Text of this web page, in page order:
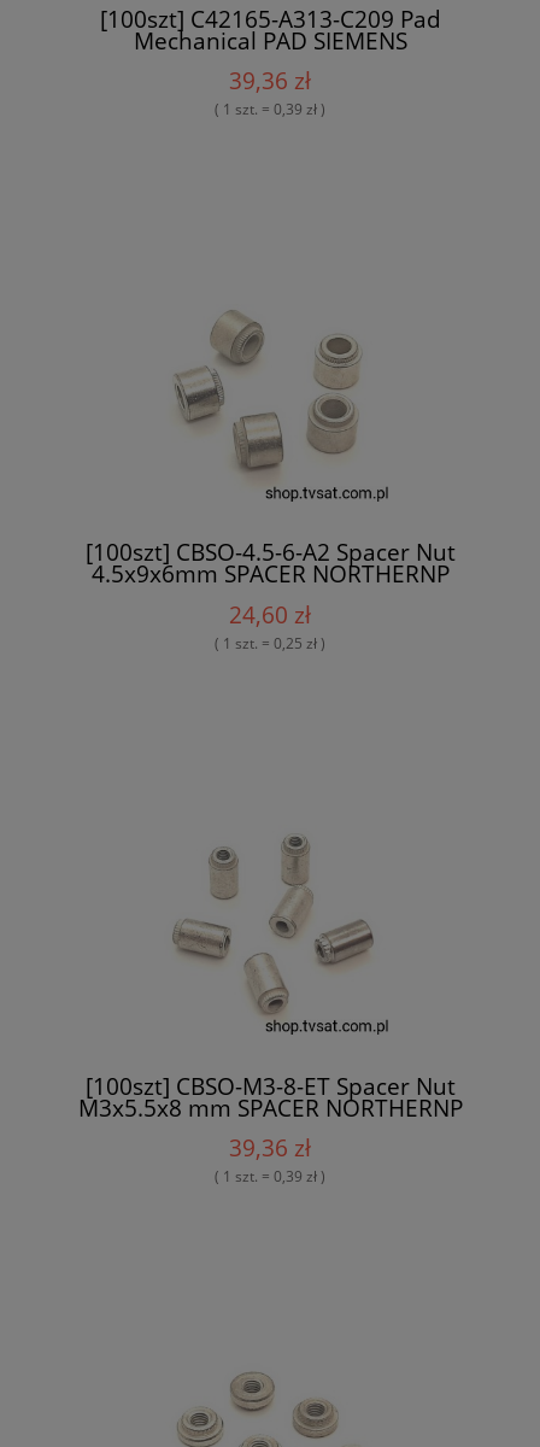
[100szt] C42165-A313-C209 Pad
Mechanical PAD SIEMENS
39,36 zł
( 1 szt. = 0,39 zł )
[100szt] CBSO-4.5-6-A2 Spacer Nut
4.5x9x6mm SPACER NORTHERNP
24,60 zł
( 1 szt. = 0,25 zł )
[100szt] CBSO-M3-8-ET Spacer Nut
M3x5.5x8 mm SPACER NORTHERNP
39,36 zł
( 1 szt. = 0,39 zł )